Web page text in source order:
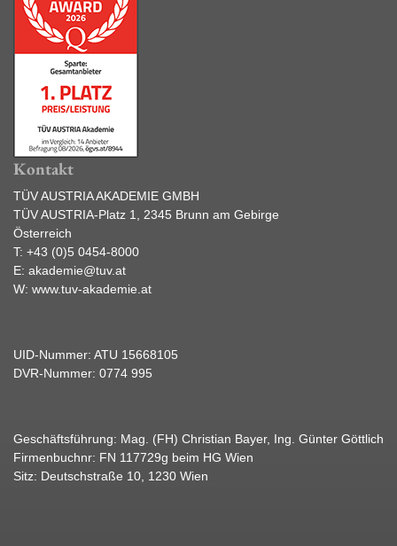
Kontakt
TÜV AUSTRIA AKADEMIE GMBH
TÜV AUSTRIA-Platz 1, 2345 Brunn am Gebirge
Österreich
T: +43 (0)5 0454-8000
E: akademie@tuv.at
W: www.tuv-akademie.at
UID-Nummer: ATU 15668105
DVR-Nummer: 0774 995
Geschäftsführung: Mag. (FH) Christian Bayer, Ing. Günter Göttlich
Firmenbuchnr: FN 117729g beim HG Wien
Sitz: Deutschstraße 10, 1230 Wien